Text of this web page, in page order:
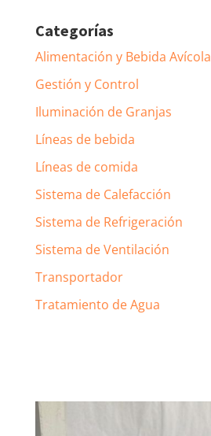
Categorías
Alimentación y Bebida Avícola
Gestión y Control
Iluminación de Granjas
Líneas de bebida
Líneas de comida
Sistema de Calefacción
Sistema de Refrigeración
Sistema de Ventilación
Transportador
Tratamiento de Agua